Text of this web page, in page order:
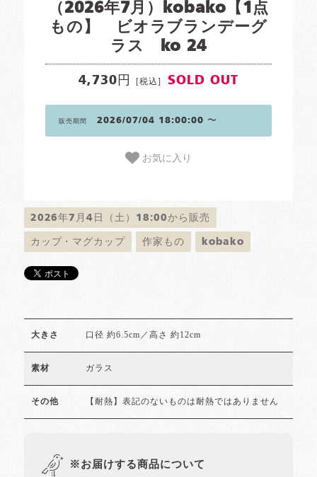
（2026年7月）kobako【1点
もの】 ビオラブランデーグ
ラス ko 24
4,730円 [税込] SOLD OUT
販売期間 2026/07/04 18:00:00 〜
お気に入り
2026年7月4日（土）18:00から販売
カップ・マグカップ 作家もの kobako
大きさ 口径 約6.5cm／高さ 約12cm
素材 ガラス
その他 【耐熱】表記のないものは耐熱ではありません
※お届けする商品について